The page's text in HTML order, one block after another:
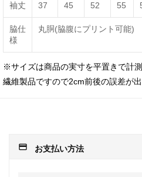
袖丈 37 45 52 55
脇仕
様
丸胴(脇腹にプリント可能)
※サイズは商品の実寸を平置きで計測
繊維製品ですので2cm前後の誤差が出
payment お支払い方法